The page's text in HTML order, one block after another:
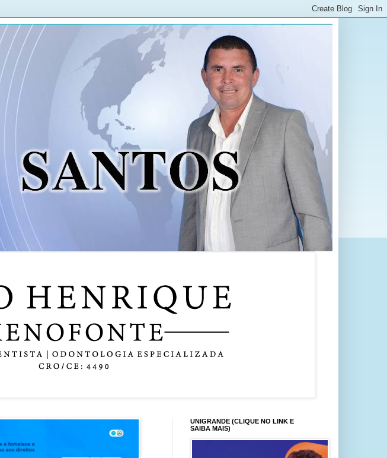
UNIGRANDE (CLIQUE NO LINK E
SAIBA MAIS)